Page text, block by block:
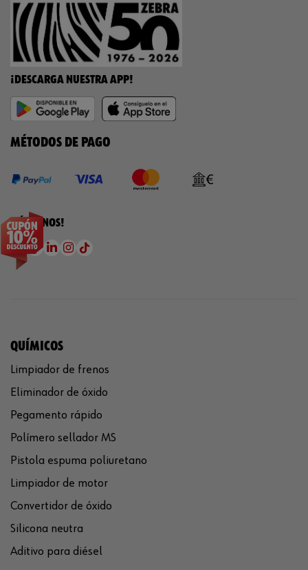
¡DESCARGA NUESTRA APP!
MÉTODOS DE PAGO
¡SÍGUENOS!
QUÍMICOS
Limpiador de frenos
Eliminador de óxido
Pegamento rápido
Polímero sellador MS
Pistola espuma poliuretano
Limpiador de motor
Convertidor de óxido
Silicona neutra
Aditivo para diésel